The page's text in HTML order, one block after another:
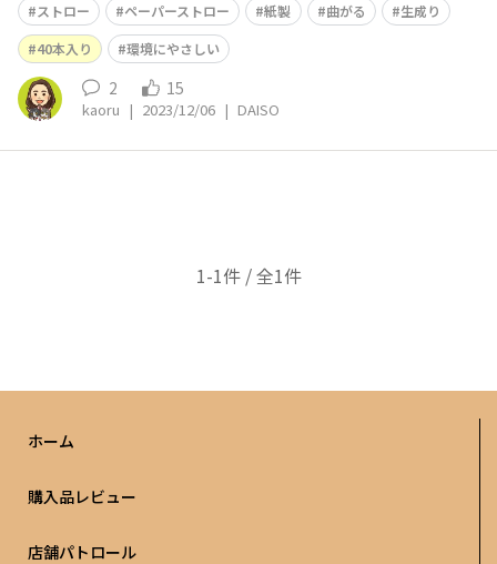
ストロー ペーパーストロー 紙製 曲がる
生成り
40本入り
環境にやさしい
2 15
kaoru | 2023/12/06 | DAISO
1-1件 / 全1件
ホーム
購入品レビュー
店舗パトロール